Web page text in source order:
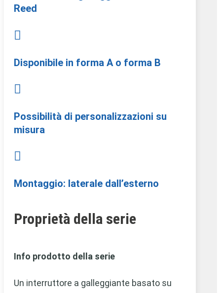
Reed

Disponibile in forma A o forma B

Possibilità di personalizzazioni su
misura

Montaggio: laterale dall’esterno
Proprietà della serie
Info prodotto della serie
Un interruttore a galleggiante basato su